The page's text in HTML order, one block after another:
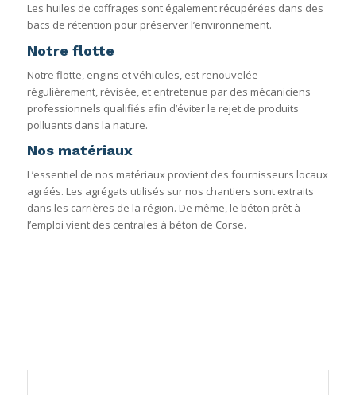
Les huiles de coffrages sont également récupérées dans des
bacs de rétention pour préserver l’environnement.
Notre flotte
Notre flotte, engins et véhicules, est renouvelée
régulièrement, révisée, et entretenue par des mécaniciens
professionnels qualifiés afin d’éviter le rejet de produits
polluants dans la nature.
Nos matériaux
L’essentiel de nos matériaux provient des fournisseurs locaux
agréés. Les agrégats utilisés sur nos chantiers sont extraits
dans les carrières de la région. De même, le béton prêt à
l’emploi vient des centrales à béton de Corse.